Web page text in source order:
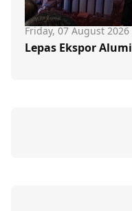
Friday, 07 August 2026
Lepas Ekspor